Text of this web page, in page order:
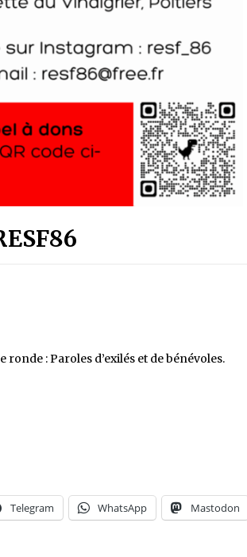
ronde : Paroles d’exilés et de bénévoles.
Telegram WhatsApp Mastodon